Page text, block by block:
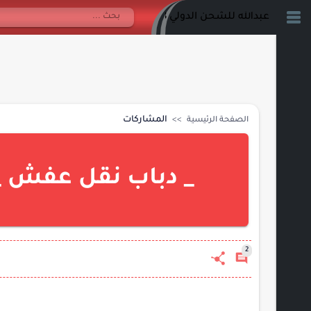
عبدالله للشحن الدولي 0548809028
الصفحة الرئيسية المشاركات
_ دباب نقل عفش _ حي